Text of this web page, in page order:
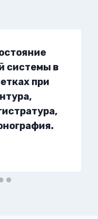
системы в
при